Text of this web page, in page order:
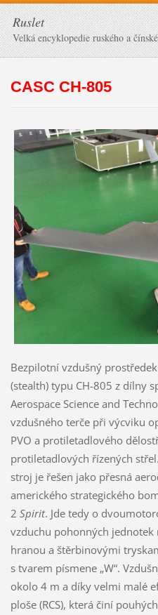
Ruslet
Velká encyklopedie ruského a
CASC CH-805
Bezpilotní vzdušný
(stealth) typu CH-805 z dílny
Aerospace Science and
vzdušného terče při výcviku
PVO a protiletadlového
protiletadlových řízených
stroj je řešen jako přesná
amerického strategického
2 Spirit. Jde tedy o
vzduchu pohonných jednotek
hranou a štěrbinovými
s tvarem písmene „W“.
okolo 4 m a díky velmi malé
ploše (RCS), která činí